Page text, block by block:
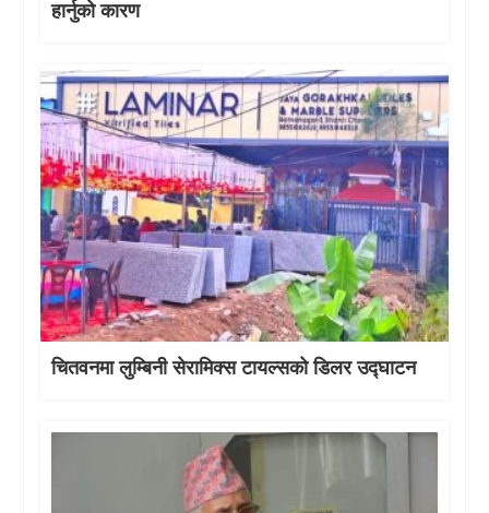
हार्नुको कारण
चितवनमा लुम्बिनी सेरामिक्स टायल्सको डिलर उद्घाटन